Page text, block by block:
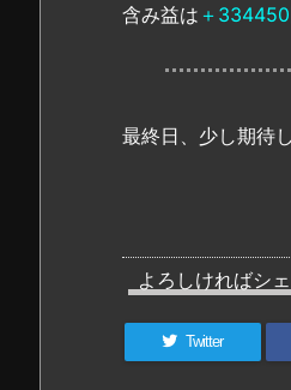
含み益は ＋
最終日、少し期待
よろしければシ
Twitter